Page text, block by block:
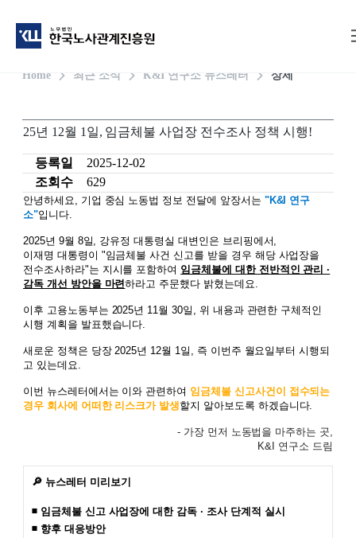
Home 최근 소식 K&I 연구소 뉴스레터 상세
25년 12월 1일, 임금체불 사업장 전수조사 정책 시행!
등록일
2025-12-02
조회수
629
안녕하세요, 기업 중심 노동법 정보 전달에 앞장서는 "K&I 연구
소"입니다.
2025년 9월 8일, 강유정 대통령실 대변인은 브리핑에서,
이재명 대통령이 "임금체불 사건 신고를 받을 경우 해당 사업장을
전수조사하라"는 지시를 포함하여 임금체불에 대한 전반적인 관리 ·
감독 개선 방안을 마련하라고 주문했다 밝혔는데요.
이후 고용노동부는 2025년 11월 30일, 위 내용과 관련한 구체적인
시행 계획을 발표했습니다.
새로운 정책은 당장 2025년 12월 1일, 즉 이번주 월요일부터 시행되
고 있는데요.
이번 뉴스레터에서는 이와 관련하여 임금체불 신고사건이 접수되는
경우 회사에 어떠한 리스크가 발생할지 알아보도록 하겠습니다.
- 가장 먼저 노동법을 마주하는 곳,
K&I 연구소 드림
🔎 뉴스레터 미리보기
◾ 임금체불 신고 사업장에 대한 감독 · 조사 단계적 실시
◾ 향후 대응방안